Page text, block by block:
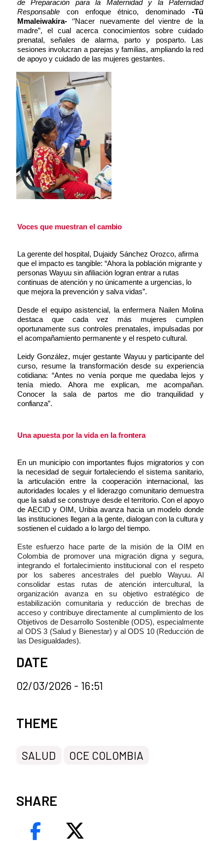
de Preparación para la Maternidad y la Paternidad
Responsable con enfoque étnico, denominado-Tü
Mmaleiwakira- ‘’Nacer nuevamente del vientre de la
madre”, el cual acerca conocimientos sobre cuidado
prenatal, señales de alarma, parto y posparto. Las
sesiones involucran a parejas y familias, ampliando la red
de apoyo y cuidado de las mujeres gestantes.
Voces que muestran el cambio
La gerente del hospital, Dujaidy Sánchez Orozco, afirma
que el impacto es tangible: “Ahora la población migrante y
personas Wayuu sin afiliación logran entrar a rutas
continuas de atención y no únicamente a urgencias, lo
que mejora la prevención y salva vidas”.
Desde el equipo asistencial, la enfermera Nailen Molina
destaca que cada vez más mujeres cumplen
oportunamente sus controles prenatales, impulsadas por
el acompañamiento permanente y el respeto cultural.
Leidy González, mujer gestante Wayuu y participante del
curso, resume la transformación desde su experiencia
cotidiana: “Antes no venía porque me quedaba lejos y
tenía miedo. Ahora me explican, me acompañan.
Conocer la sala de partos me dio tranquilidad y
confianza”.
Una apuesta por la vida en lafrontera
En un municipio con importantes flujos migratorios y con
la necesidad de seguir fortaleciendo el sistema sanitario,
la articulación entre la cooperación internacional, las
autoridades locales y el liderazgo comunitario demuestra
que la salud se construye desde el territorio. Con el apoyo
de AECID y OIM, Uribia avanza hacia un modelo donde
las instituciones llegan a la gente, dialogan con la cultura y
sostienen el cuidado a lo largo del tiempo.
Este esfuerzo hace parte de la misión de la OIM en
Colombia de promover una migración digna y segura,
integrando el fortalecimiento institucional con el respeto
por los saberes ancestrales del pueblo Wayuu. Al
consolidar estas rutas de atención intercultural, la
organización avanza en su objetivo estratégico de
estabilización comunitaria y reducción de brechas de
acceso y contribuye directamente al cumplimiento de los
Objetivos de Desarrollo Sostenible (ODS), especialmente
al ODS 3 (Salud y Bienestar) y al ODS 10 (Reducción de
las Desigualdades).
DATE
02/03/2026 - 16:51
News categories
THEME
SALUD OCE COLOMBIA
SHARE